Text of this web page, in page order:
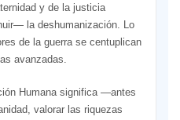
y de la justicia
la deshumanización. Lo
de la guerra se centuplican
avanzadas.
Humana significa —antes
valorar las riquezas